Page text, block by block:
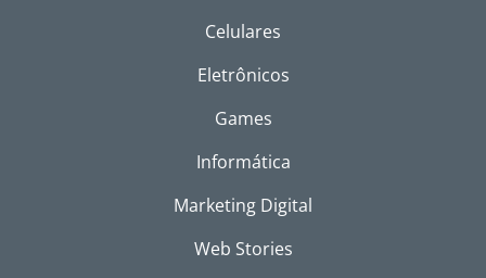
Celulares
Eletrônicos
Games
Informática
Marketing Digital
Web Stories